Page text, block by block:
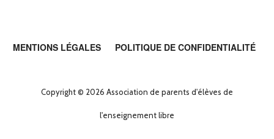
MENTIONS LÉGALES POLITIQUE DE CONFIDENTIALITÉ
Copyright © 2026 Association de parents d'élèves de
l'enseignement libre